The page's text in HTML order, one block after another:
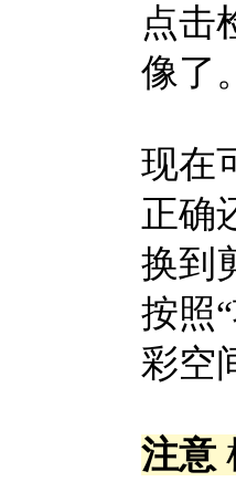
点击
像了。
现在
正确
换到
按照
彩空
注意